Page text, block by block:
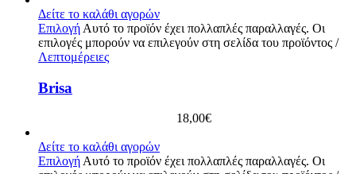
Δείτε το καλάθι αγορών
Επιλογή Αυτό το προϊόν έχει πολλαπλές παραλλαγές. Οι
επιλογές μπορούν να επιλεγούν στη σελίδα του προϊόντος /
Λεπτομέρειες
Brisa
18,00€
Δείτε το καλάθι αγορών
Επιλογή Αυτό το προϊόν έχει πολλαπλές παραλλαγές. Οι